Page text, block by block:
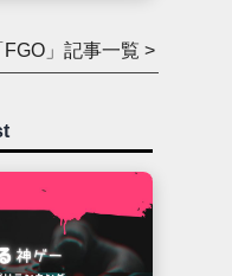
FGO」記事一覧 >